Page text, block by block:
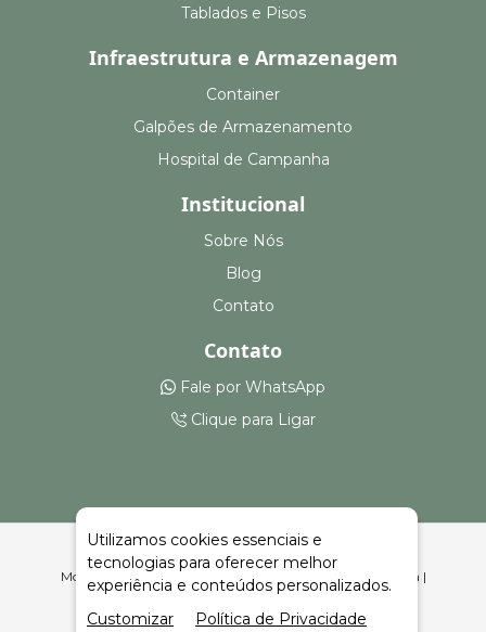
Tablados e Pisos
Infraestrutura e Armazenagem
Container
Galpões de Armazenamento
Hospital de Campanha
Institucional
Sobre Nós
Blog
Contato
Contato
Fale por WhatsApp
Clique para Ligar
Montagem e Aluguel de Pistas de Dança em Santa Tereza |
Celeiro Feiras e Eventos
Utilizamos cookies essenciais e
tecnologias para oferecer melhor
experiência e conteúdos personalizados.
Customizar
Política de Privacidade